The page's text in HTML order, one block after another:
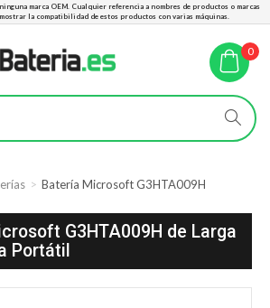
marca OEM. Cualquier referencia a nombres de productos o marcas
la compatibilidad de estos productos con varias máquinas.
0
Batería Microsoft G3HTA009H
G3HTA009H de Larga
Portátil